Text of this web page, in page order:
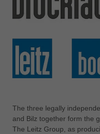
türkçe
USA
english
Việt
tiếng
中文
ประเ
The three legally
and Bilz together form the
The Leitz Group, as